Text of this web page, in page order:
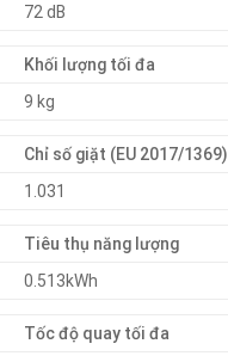
72 dB
Khối lượng tối đa
9 kg
Chỉ số giặt (EU 2017/1369)
1.031
Tiêu thụ năng lượng
0.513kWh
Tốc độ quay tối đa